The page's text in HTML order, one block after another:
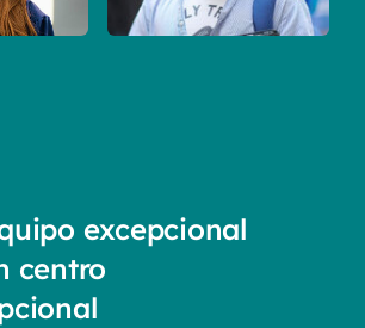
excepcional
centro